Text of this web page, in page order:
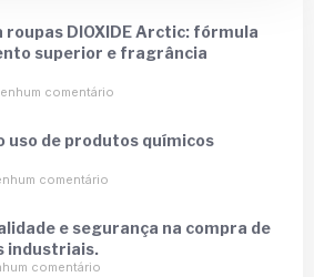
roupas DIOXIDE Arctic: fórmula
superior e fragrância
comentário
uso de produtos químicos
comentário
e segurança na compra de
industriais.
comentário